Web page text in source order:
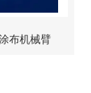
布机械臂